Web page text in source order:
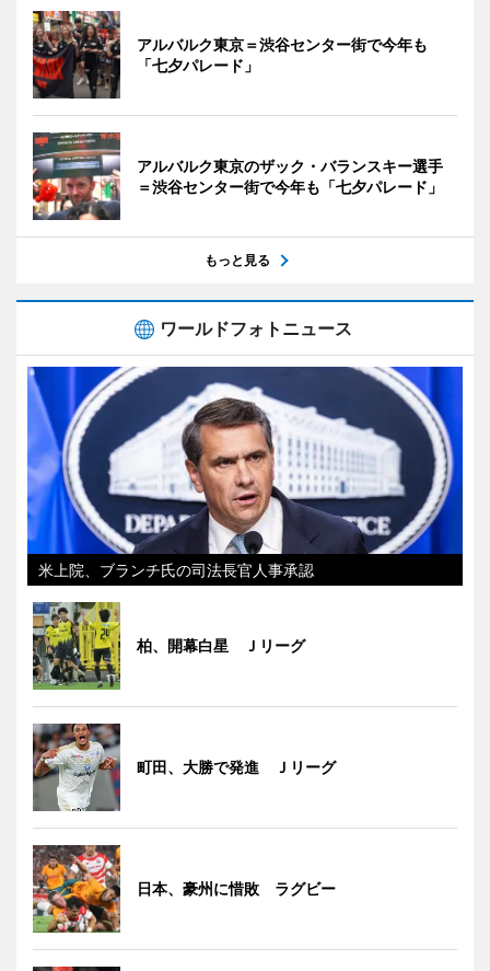
アルバルク東京＝渋谷センター街で今年も
「七夕パレード」
アルバルク東京のザック・バランスキー選手
＝渋谷センター街で今年も「七夕パレード」
もっと見る
ワールドフォトニュース
米上院、ブランチ氏の司法長官人事承認
柏、開幕白星 Ｊリーグ
町田、大勝で発進 Ｊリーグ
日本、豪州に惜敗 ラグビー